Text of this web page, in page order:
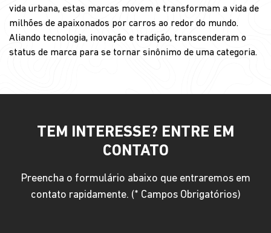
vida urbana, estas marcas movem e transformam a vida de
milhões de apaixonados por carros ao redor do mundo.
Aliando tecnologia, inovação e tradição, transcenderam o
status de marca para se tornar sinônimo de uma categoria.
TEM INTERESSE? ENTRE EM
CONTATO
Preencha o formulário abaixo que entraremos em
contato rapidamente. (* Campos Obrigatórios)